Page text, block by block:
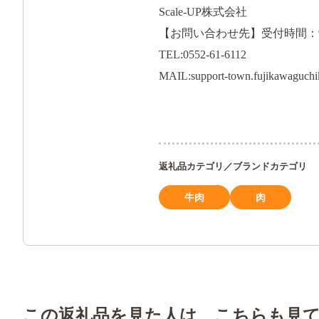
Scale-UP株式会社
【お問い合わせ先】受付時間
TEL:0552-61-6112
MAIL:support-
返礼品カテゴリ／ブランドカテゴリ
牛肉 肉